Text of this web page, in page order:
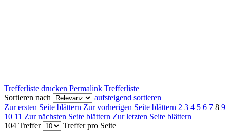
Trefferliste drucken Permalink Trefferliste
Sortieren nach
aufsteigend sortieren
Zur ersten Seite blättern Zur vorherigen Seite blättern 2 3 4 5 6 7 8 9
10 11 Zur nächsten Seite blättern Zur letzten Seite blättern
104 Treffer
Treffer pro Seite